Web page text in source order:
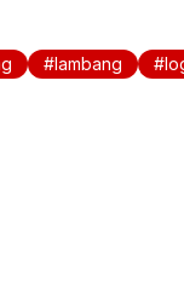
lambang